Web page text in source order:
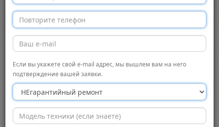
Главная
Центр сервисных услуг СПЕКТР, Александров
← Обратно в список
Сервисный
центр «Центр
сервисных услуг СПЕКТР»,
Если вы укажете свой e-mail адрес, мы вышлем вам на него
подтверждение вашей заявки.